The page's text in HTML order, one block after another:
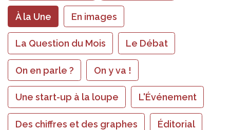
À la Une En images
La Question du Mois Le Débat
On en parle ? On y va !
Une start-up à la loupe L'Événement
Des chiffres et des graphes Éditorial